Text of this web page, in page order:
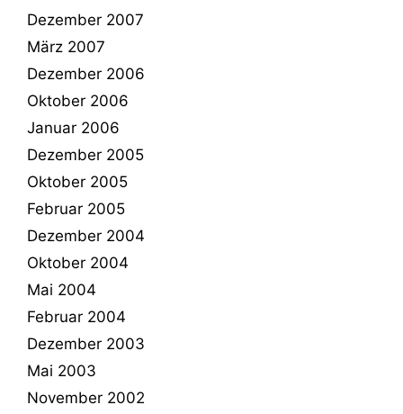
Dezember 2007
März 2007
Dezember 2006
Oktober 2006
Januar 2006
Dezember 2005
Oktober 2005
Februar 2005
Dezember 2004
Oktober 2004
Mai 2004
Februar 2004
Dezember 2003
Mai 2003
November 2002